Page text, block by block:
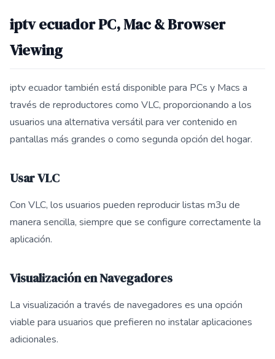
iptv ecuador PC, Mac & Browser
Viewing
iptv ecuador también está disponible para PCs y Macs a
través de reproductores como VLC, proporcionando a los
usuarios una alternativa versátil para ver contenido en
pantallas más grandes o como segunda opción del hogar.
Usar VLC
Con VLC, los usuarios pueden reproducir listas m3u de
manera sencilla, siempre que se configure correctamente la
aplicación.
Visualización en Navegadores
La visualización a través de navegadores es una opción
viable para usuarios que prefieren no instalar aplicaciones
adicionales.